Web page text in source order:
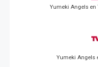
Yumeki Angels en
Yumeki Angels